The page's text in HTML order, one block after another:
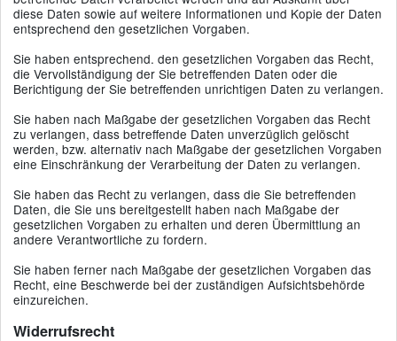
diese Daten sowie auf weitere Informationen und Kopie der Daten
entsprechend den gesetzlichen Vorgaben.
Sie haben entsprechend. den gesetzlichen Vorgaben das Recht,
die Vervollständigung der Sie betreffenden Daten oder die
Berichtigung der Sie betreffenden unrichtigen Daten zu verlangen.
Sie haben nach Maßgabe der gesetzlichen Vorgaben das Recht
zu verlangen, dass betreffende Daten unverzüglich gelöscht
werden, bzw. alternativ nach Maßgabe der gesetzlichen Vorgaben
eine Einschränkung der Verarbeitung der Daten zu verlangen.
Sie haben das Recht zu verlangen, dass die Sie betreffenden
Daten, die Sie uns bereitgestellt haben nach Maßgabe der
gesetzlichen Vorgaben zu erhalten und deren Übermittlung an
andere Verantwortliche zu fordern.
Sie haben ferner nach Maßgabe der gesetzlichen Vorgaben das
Recht, eine Beschwerde bei der zuständigen Aufsichtsbehörde
einzureichen.
Widerrufsrecht